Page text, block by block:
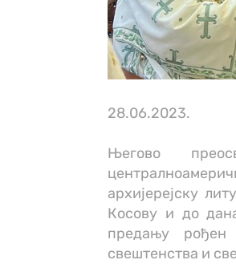
28.06.2023.
Његово
архијерејску
Косову и до
предању рођен
свештенства и